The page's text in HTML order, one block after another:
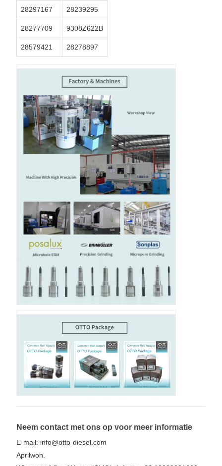
28297167 28239295
28277709 9308Z622B
28579421 28278897
Neem contact met ons op voor meer informatie
E-mail: info@otto-diesel.com
Aprilwon.